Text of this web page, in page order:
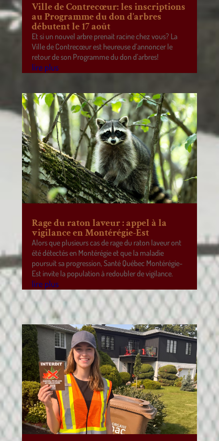
Ville de Contrecœur: les inscriptions
au Programme du don d’arbres
débutent le 17 août
Et si un nouvel arbre prenait racine chez vous? La
Ville de Contrecœur est heureuse d’annoncer le
retour de son Programme du don d’arbres!
lire plus
Rage du raton laveur : appel à la
vigilance en Montérégie-Est
Alors que plusieurs cas de rage du raton laveur ont
été détectés en Montérégie et que la maladie
poursuit sa progression, Santé Québec Montérégie-
Est invite la population à redoubler de vigilance.
lire plus